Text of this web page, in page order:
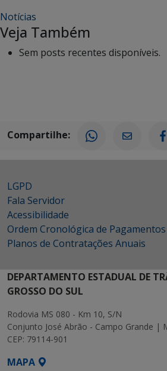
Notícias
Veja Também
Sem posts recentes disponíveis.
Compartilhe:
LGPD
Fala Servidor
Acessibilidade
Ordem Cronológica de Pagamentos
Planos de Contratações Anuais
DEPARTAMENTO ESTADUAL DE
GROSSO DO SUL
Rodovia MS 080 - Km 10, S/N
Conjunto José Abrão - Campo Grande |
CEP: 79114-901
MAPA